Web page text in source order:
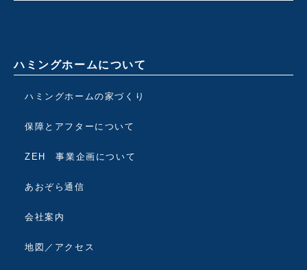
ハミングホームについて
ハミングホームの家づくり
保障とアフターについて
ZEH 事業企画について
あおぞら通信
会社案内
地図／アクセス